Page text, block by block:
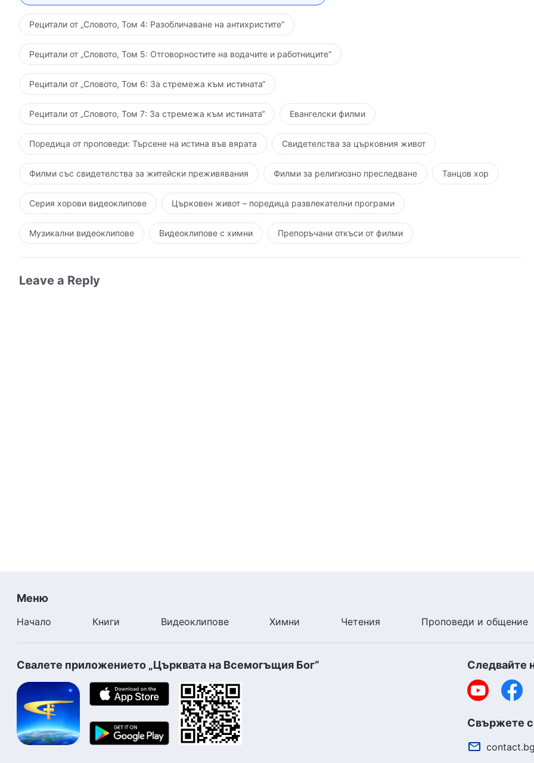
Рецитали от „Словото, Том 4: Разобличаване на антихристите“
Рецитали от „Словото, Том 5: Отговорностите на водачите и работниците“
Рецитали от „Словото, Том 6: За стремежа към истината“
Рецитали от „Словото, Том 7: За стремежа към истината“ Евангелски филми
Поредица от проповеди: Търсене на истина във вярата Свидетелства за църковния живот
Филми със свидетелства за житейски преживявания Филми за религиозно преследване Танцов хор
Серия хорови видеоклипове Църковен живот – поредица развлекателни програми
Музикални видеоклипове Видеоклипове с химни Препоръчани откъси от филми
Leave a Reply
Меню
Начало Книги Видеоклипове Химни Четения Проповеди и общение
Свалете приложението „Църквата на Всемогъщия Бог“ Следвайте
Свържете